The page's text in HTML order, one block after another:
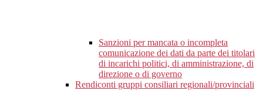
Sanzioni per mancata o incompleta
comunicazione dei dati da parte dei titolari
di incarichi politici, di amministrazione, di
direzione o di governo
Rendiconti gruppi consiliari regionali/provinciali